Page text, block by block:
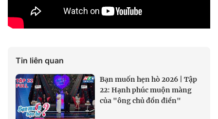
Tin liên quan
Bạn muốn hẹn hò 2026 | Tập
22: Hạnh phúc muộn màng
của "ông chủ đồn điền"